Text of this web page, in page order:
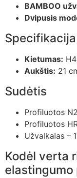
BAMBOO
Dvipusis
Specifikacija
Kietumas:
Aukštis: 21
Sudėtis
Profiluotos
Profiluotos
Užvalkalas –
Kodėl verta
elastingumo